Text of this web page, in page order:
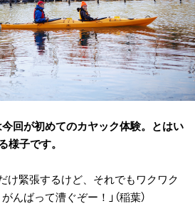
回が初めてのカヤック体験。とはい
様子です。
け緊張するけど、それでもワクワク
ばって漕ぐぞー！」（稲葉）